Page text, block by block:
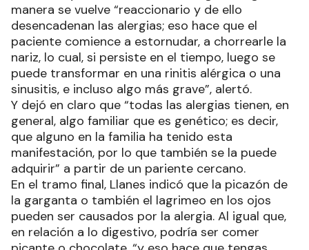
manera se vuelve “reaccionario y de ello
desencadenan las alergias; eso hace que el
paciente comience a estornudar, a chorrearle la
nariz, lo cual, si persiste en el tiempo, luego se
puede transformar en una rinitis alérgica o una
sinusitis, e incluso algo más grave”, alertó.
Y dejó en claro que “todas las alergias tienen, en
general, algo familiar que es genético; es decir,
que alguno en la familia ha tenido esta
manifestación, por lo que también se la puede
adquirir” a partir de un pariente cercano.
En el tramo final, Llanes indicó que la picazón de
la garganta o también el lagrimeo en los ojos
pueden ser causados por la alergia. Al igual que,
en relación a lo digestivo, podría ser comer